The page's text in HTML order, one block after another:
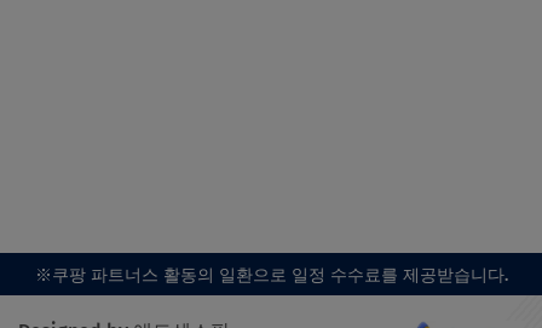
※쿠팡 파트너스 활동의 일환으로 일정 수수료를 제공받습니다.